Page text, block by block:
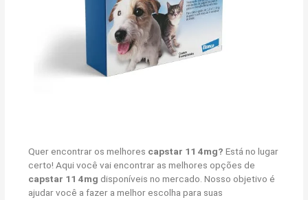
Quer encontrar os melhores capstar 11 4mg? Está no lugar
certo! Aqui você vai encontrar as melhores opções de
capstar 11 4mg disponíveis no mercado. Nosso objetivo é
ajudar você a fazer a melhor escolha para suas